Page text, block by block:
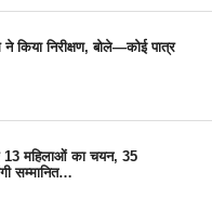
किया निरीक्षण, बोले—कोई पात्र
13 महिलाओं का चयन, 35
सम्मानित…